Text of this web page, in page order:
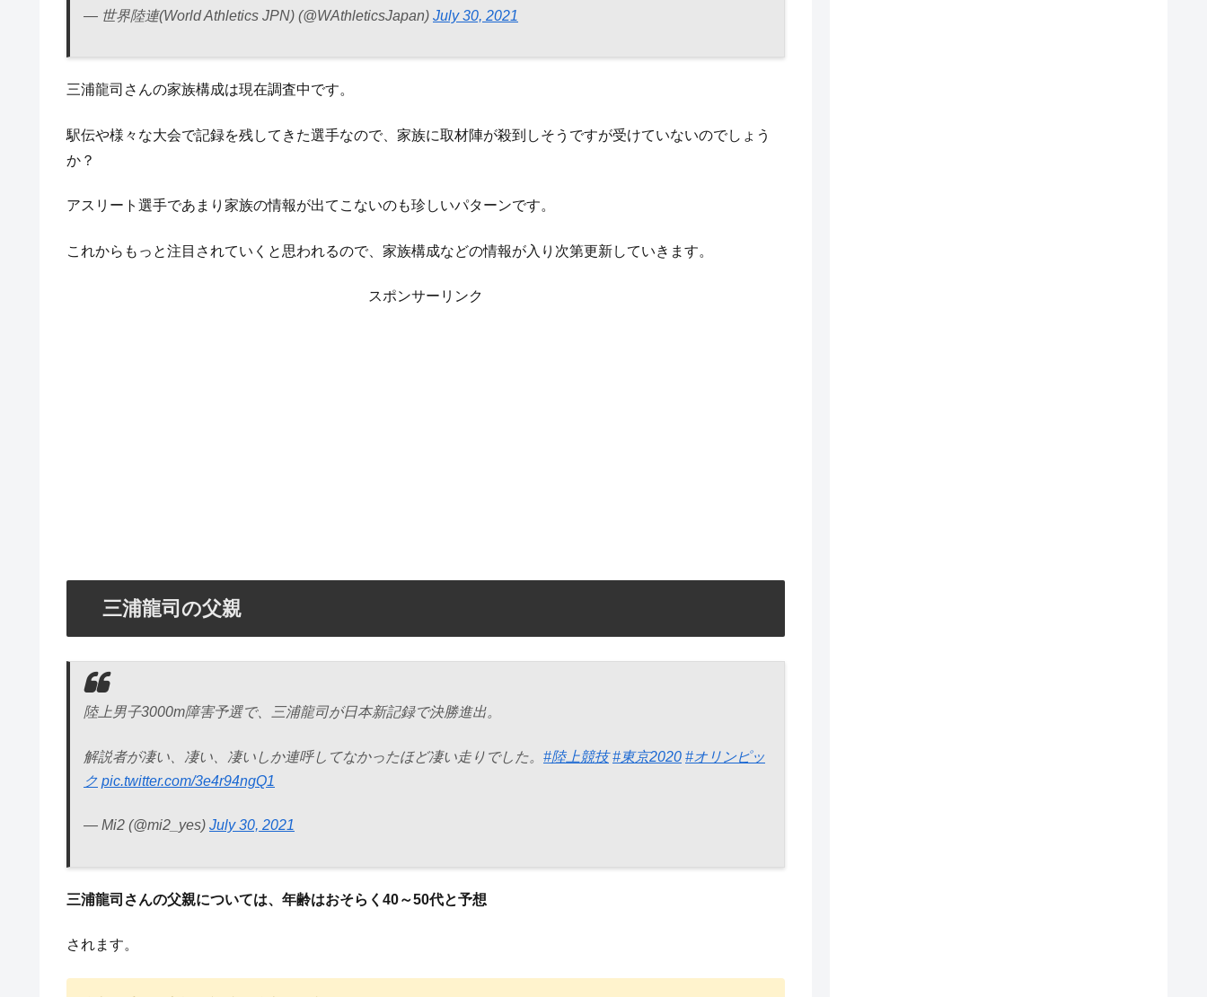
— 世界陸連(World Athletics JPN) (@WAthleticsJapan) July 30, 2021
三浦龍司さんの家族構成は現在調査中です。
駅伝や様々な大会で記録を残してきた選手なので、家族に取材陣が殺到しそうですが受けていないのでしょう
か？
アスリート選手であまり家族の情報が出てこないのも珍しいパターンです。
これからもっと注目されていくと思われるので、家族構成などの情報が入り次第更新していきます。
スポンサーリンク
三浦龍司の父親
陸上男子3000m障害予選で、三浦龍司が日本新記録で決勝進出。
解説者が凄い、凄い、凄いしか連呼してなかったほど凄い走りでした。 #陸上競技 #東京2020 #オリンピッ
ク pic.twitter.com/3e4r94ngQ1
— Mi2 (@mi2_yes) July 30, 2021
三浦龍司さんの父親については、年齢はおそらく40～50代と予想
されます。